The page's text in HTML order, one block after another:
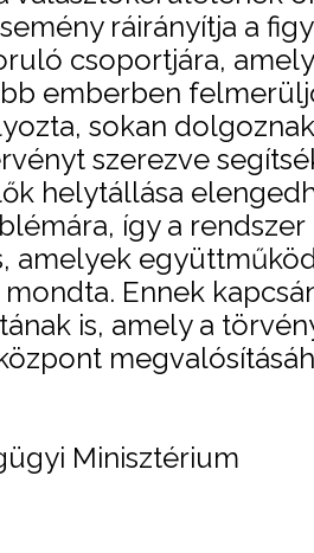
ráirányítja a
csoportjára,
emberben
sokan
szerezve
helytállása
így a
amelyek
Ennek
is, amely a
Minisztérium